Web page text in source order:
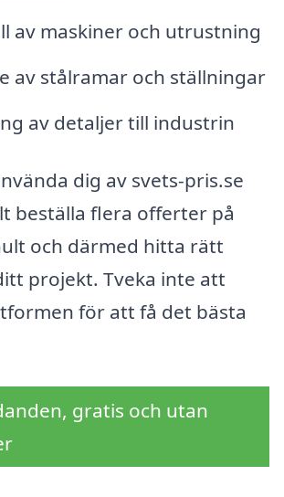
av maskiner och utrustning
av stålramar och ställningar
av detaljer till industrin
dig av svets-pris.se
beställa flera offerter på
och därmed hitta rätt
projekt. Tveka inte att
för att få det bästa
gratis och utan